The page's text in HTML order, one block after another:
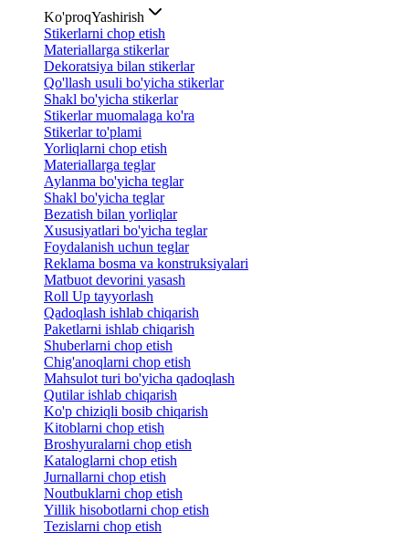
Ko'proqYashirish
Stikerlarni chop etish
Materiallarga stikerlar
Dekoratsiya bilan stikerlar
Qo'llash usuli bo'yicha stikerlar
Shakl bo'yicha stikerlar
Stikerlar muomalaga ko'ra
Stikerlar to'plami
Yorliqlarni chop etish
Materiallarga teglar
Aylanma bo'yicha teglar
Shakl bo'yicha teglar
Bezatish bilan yorliqlar
Xususiyatlari bo'yicha teglar
Foydalanish uchun teglar
Reklama bosma va konstruksiyalari
Matbuot devorini yasash
Roll Up tayyorlash
Qadoqlash ishlab chiqarish
Paketlarni ishlab chiqarish
Shuberlarni chop etish
Chig'anoqlarni chop etish
Mahsulot turi bo'yicha qadoqlash
Qutilar ishlab chiqarish
Ko'p chiziqli bosib chiqarish
Kitoblarni chop etish
Broshyuralarni chop etish
Kataloglarni chop etish
Jurnallarni chop etish
Noutbuklarni chop etish
Yillik hisobotlarni chop etish
Tezislarni chop etish